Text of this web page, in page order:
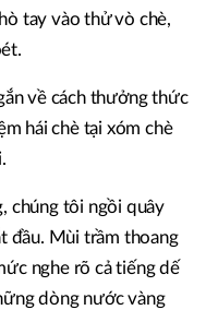
tay vào thử vò chè,
về cách thưởng thức
hái chè tại xóm chè
chúng tôi ngồi quây
đầu. Mùi trầm thoang
nghe rõ cả tiếng dế
dòng nước vàng